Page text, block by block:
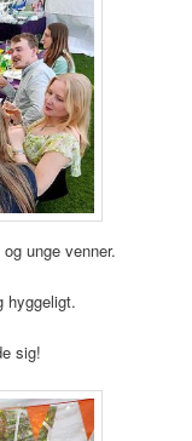
unge venner.
hyggeligt.
sig!